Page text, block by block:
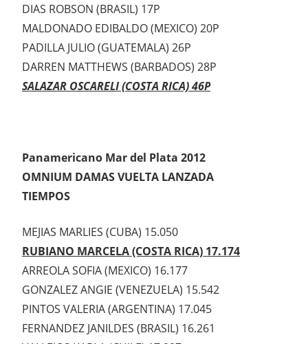
DIAS ROBSON (BRASIL) 17P
MALDONADO EDIBALDO (MEXICO) 20P
PADILLA JULIO (GUATEMALA) 26P
DARREN MATTHEWS (BARBADOS) 28P
SALAZAR OSCARELI (COSTA RICA) 46P
Panamericano Mar del Plata 2012
OMNIUM DAMAS VUELTA LANZADA
TIEMPOS
MEJIAS MARLIES (CUBA) 15.050
RUBIANO MARCELA (COSTA RICA) 17.174
ARREOLA SOFIA (MEXICO) 16.177
GONZALEZ ANGIE (VENEZUELA) 15.542
PINTOS VALERIA (ARGENTINA) 17.045
FERNANDEZ JANILDES (BRASIL) 16.261